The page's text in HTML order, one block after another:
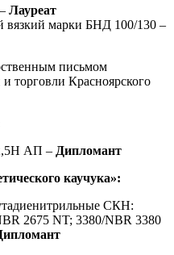
Лауреат
марки БНД 100/130 –
письмом
торговли Красноярского
АП – Дипломант
каучука»:
СКН:
2675 NT; 3380/NBR 3380